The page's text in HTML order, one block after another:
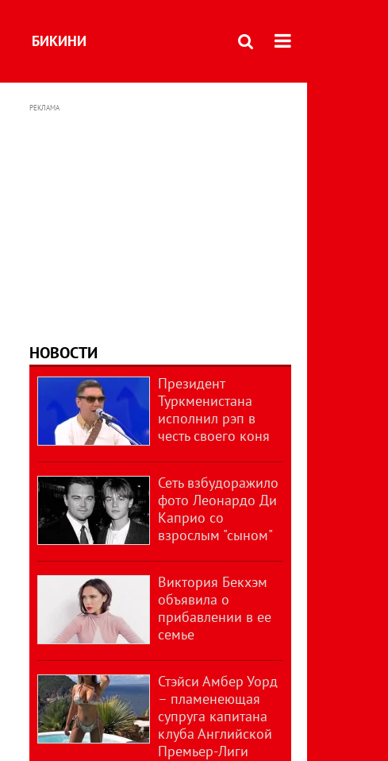
БИКИНИ
РЕКЛАМА
НОВОСТИ
Президент
Туркменистана
исполнил рэп в
честь своего коня
Сеть взбудоражило
фото Леонардо Ди
Каприо со
взрослым "сыном"
Виктория Бекхэм
объявила о
прибавлении в ее
семье
Стэйси Амбер Уорд
– пламенеющая
супруга капитана
клуба Английской
Премьер-Лиги